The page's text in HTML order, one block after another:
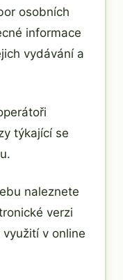
osobních
informace
vydávání a
týkající se
naleznete
verzi
v online